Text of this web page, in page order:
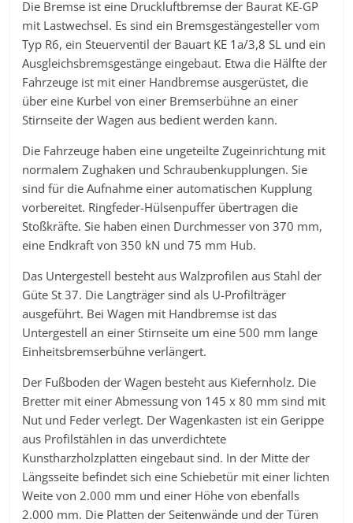
Die Bremse ist eine Druckluftbremse der Baurat KE-GP
mit Lastwechsel. Es sind ein Bremsgestängesteller vom
Typ R6, ein Steuerventil der Bauart KE 1a/3,8 SL und ein
Ausgleichsbremsgestänge eingebaut. Etwa die Hälfte der
Fahrzeuge ist mit einer Handbremse ausgerüstet, die
über eine Kurbel von einer Bremserbühne an einer
Stirnseite der Wagen aus bedient werden kann.
Die Fahrzeuge haben eine ungeteilte Zugeinrichtung mit
normalem Zughaken und Schraubenkupplungen. Sie
sind für die Aufnahme einer automatischen Kupplung
vorbereitet. Ringfeder-Hülsenpuffer übertragen die
Stoßkräfte. Sie haben einen Durchmesser von 370 mm,
eine Endkraft von 350 kN und 75 mm Hub.
Das Untergestell besteht aus Walzprofilen aus Stahl der
Güte St 37. Die Langträger sind als U-Profilträger
ausgeführt. Bei Wagen mit Handbremse ist das
Untergestell an einer Stirnseite um eine 500 mm lange
Einheitsbremserbühne verlängert.
Der Fußboden der Wagen besteht aus Kiefernholz. Die
Bretter mit einer Abmessung von 145 x 80 mm sind mit
Nut und Feder verlegt. Der Wagenkasten ist ein Gerippe
aus Profilstählen in das unverdichtete
Kunstharzholzplatten eingebaut sind. In der Mitte der
Längsseite befindet sich eine Schiebetür mit einer lichten
Weite von 2.000 mm und einer Höhe von ebenfalls
2.000 mm. Die Platten der Seitenwände und der Türen